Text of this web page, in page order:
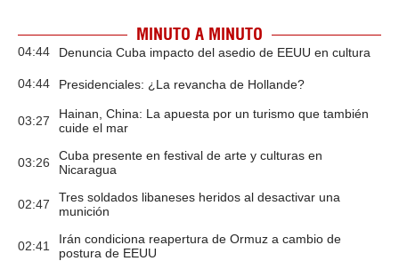
MINUTO A MINUTO
04:44 Denuncia Cuba impacto del asedio de EEUU en cultura
04:44 Presidenciales: ¿La revancha de Hollande?
03:27
Hainan, China: La apuesta por un turismo que también
cuide el mar
03:26
Cuba presente en festival de arte y culturas en
Nicaragua
02:47
Tres soldados libaneses heridos al desactivar una
munición
02:41
Irán condiciona reapertura de Ormuz a cambio de
postura de EEUU